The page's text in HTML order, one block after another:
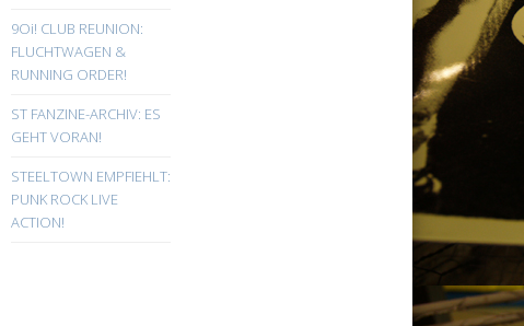
9Oi! CLUB REUNION:
FLUCHTWAGEN &
RUNNING ORDER!
ST FANZINE-ARCHIV: ES
GEHT VORAN!
STEELTOWN EMPFIEHLT:
PUNK ROCK LIVE
ACTION!